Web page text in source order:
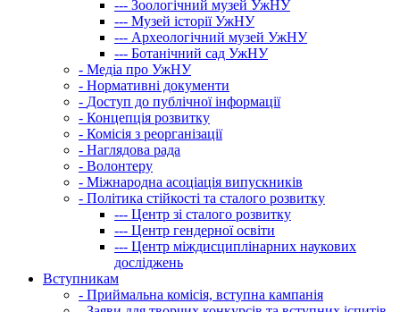
--- Зоологічний музей УжНУ
--- Музей історії УжНУ
--- Археологічний музей УжНУ
--- Ботанічний сад УжНУ
- Медіа про УжНУ
- Нормативні документи
- Доступ до публічної інформації
- Концепція розвитку
- Комісія з реорганізації
- Наглядова рада
- Волонтеру
- Міжнародна асоціація випускників
- Політика стійкості та сталого розвитку
--- Центр зі сталого розвитку
--- Центр гендерної освіти
--- Центр міждисциплінарних наукових
досліджень
Вступникам
- Приймальна комісія, вступна кампанія